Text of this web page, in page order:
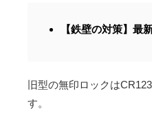
【鉄壁の対策】最
旧型の無印ロックは
す。